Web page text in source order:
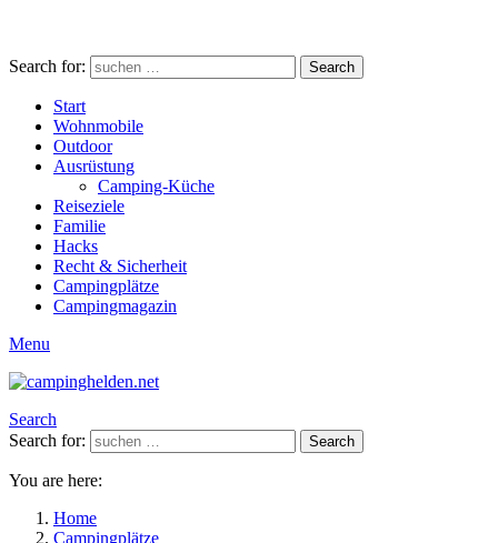
Search for: Search
Start
Wohnmobile
Outdoor
Ausrüstung
Camping-Küche
Reiseziele
Familie
Hacks
Recht & Sicherheit
Campingplätze
Campingmagazin
Menu
Search
Search for:
Search
You are here:
Home
Campingplätze